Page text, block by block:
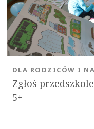
Zgłoś
5+
DLA RODZICÓW I